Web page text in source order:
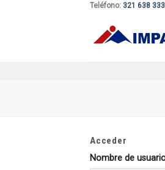
Teléfono: 321 638
Acceder
Nombre de